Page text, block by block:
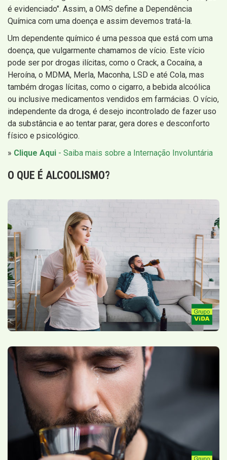
é evidenciado". Assim, a OMS define a Dependência
Química com uma doença e assim devemos tratá-la.
Um dependente químico é uma pessoa que está com uma
doença, que vulgarmente chamamos de vício. Este vício
pode ser por drogas ilícitas, como o Crack, a Cocaína, a
Heroína, o MDMA, Merla, Maconha, LSD e até Cola, mas
também drogas lícitas, como o cigarro, a bebida alcoólica
ou inclusive medicamentos vendidos em farmácias. O vício,
independente da droga, é desejo incontrolado de fazer uso
da substância e ao tentar parar, gera dores e desconforto
físico e psicológico.
» Clique Aqui - Saiba mais sobre a Internação Involuntária
O QUE É ALCOOLISMO?